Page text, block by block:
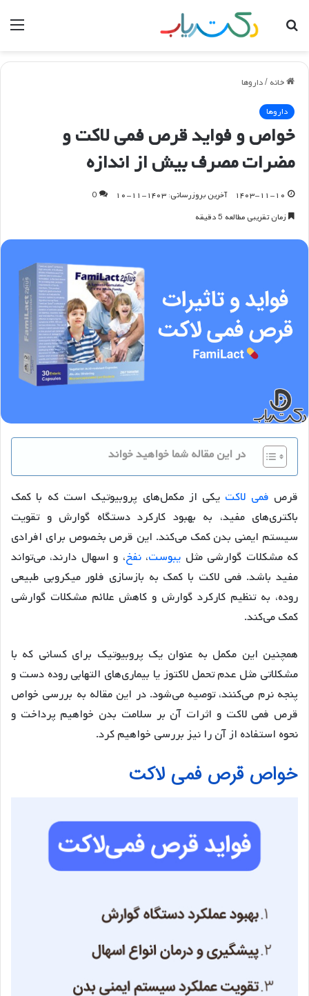
جستجو
خانه /داروها
داروها
خواص و فواید قرص فمی لاکت و
مضرات مصرف بیش از اندازه
۱۴۰۳-۱۱-۱۰ آخرین بروزرسانی: ۱۴۰۳-۱۱-۱۰
0
زمان تقریبی مطالعه 5 دقیقه
در این مقاله شما خواهید خواند
قرص فمی لاکت یکی از مکمل‌های پروبیوتیک است که با کمک
باکتری‌های مفید، به بهبود کارکرد دستگاه گوارش و تقویت
سیستم ایمنی بدن کمک می‌کند. این قرص بخصوص برای افرادی
که مشکلات گوارشی مثل یبوست،نفخ، و اسهال دارند، می‌تواند
مفید باشد. فمی لاکت با کمک به بازسازی فلور میکروبی طبیعی
روده، به تنظیم کارکرد گوارش و کاهش علائم مشکلات گوارشی
کمک می‌کند.
همچنین این مکمل به عنوان یک پروبیوتیک برای کسانی که با
مشکلاتی مثل عدم تحمل لاکتوز یا بیماری‌های التهابی روده دست و
پنجه نرم می‌کنند، توصیه می‌شود. در این مقاله به بررسی خواص
قرص فمی لاکت و اثرات آن بر سلامت بدن خواهیم پرداخت و
نحوه استفاده از آن را نیز بررسی خواهیم کرد.
خواص قرص فمی لاکت